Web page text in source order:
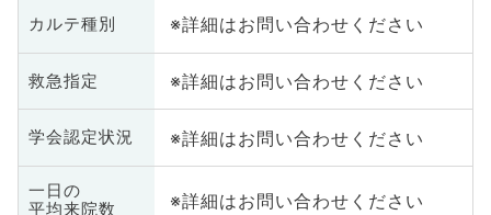
カルテ種別 ※詳細はお問い合わせください
救急指定 ※詳細はお問い合わせください
学会認定状況 ※詳細はお問い合わせください
一日の
平均来院数
※詳細はお問い合わせください